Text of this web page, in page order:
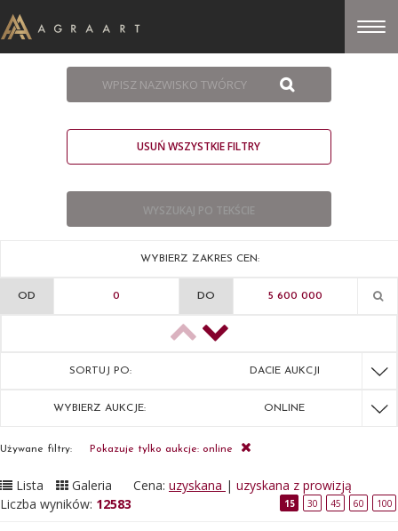
USUŃ WSZYSTKIE FILTRY
WYBIERZ ZAKRES CEN:
OD DO
SORTUJ PO: DACIE AUKCJI
WYBIERZ AUKCJE: ONLINE
Używane filtry: Pokazuje tylko aukcje: online
Lista Galeria Cena: uzyskana | uzyskana z prowizją
Liczba wyników: 12583 15 30 45 60 100